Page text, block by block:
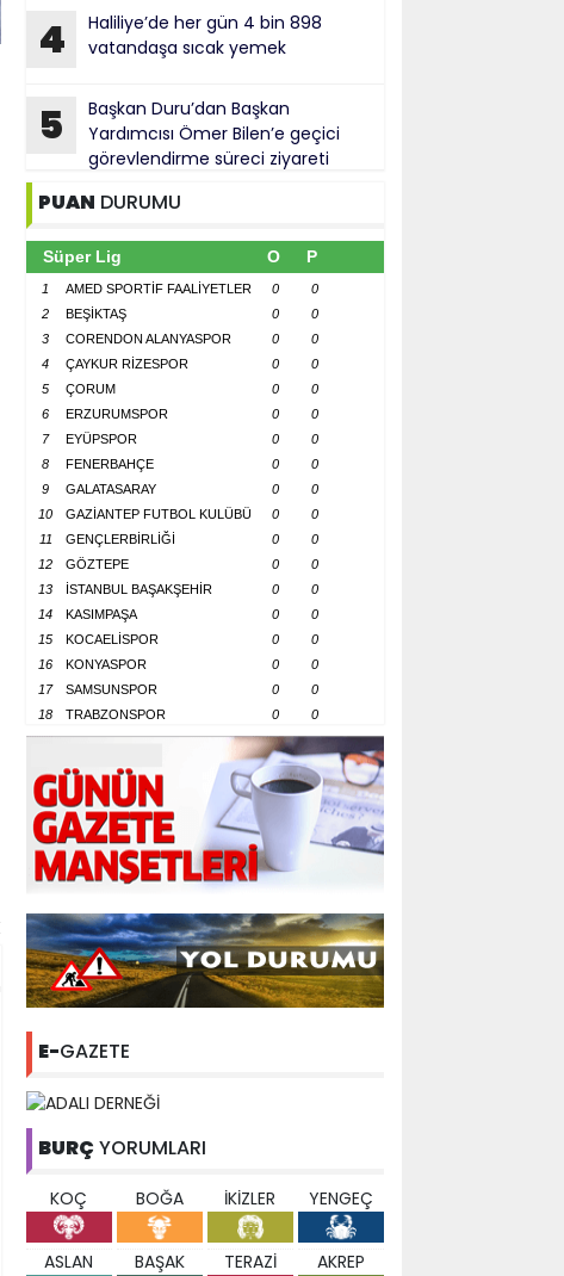
4
Haliliye’de her gün 4 bin 898
vatandaşa sıcak yemek
5
Başkan Duru’dan Başkan
Yardımcısı Ömer Bilen’e geçici
görevlendirme süreci ziyareti
PUAN DURUMU
Süper Lig O P
1 AMED SPORTİF FAALİYETLER 0
0
2
BEŞİKTAŞ 0
0
3
CORENDON ALANYASPOR 0
0
4
ÇAYKUR RİZESPOR 0
0
5
ÇORUM 0
0
6
ERZURUMSPOR 0
0
7
EYÜPSPOR 0
0
8
FENERBAHÇE 0
0
9
GALATASARAY 0
0
10
GAZİANTEP FUTBOL KULÜBÜ 0
0
11
GENÇLERBİRLİĞİ 0
0
12
GÖZTEPE 0
0
13
İSTANBUL BAŞAKŞEHİR 0
0
14
KASIMPAŞA 0
0
15
KOCAELİSPOR 0
0
16
KONYASPOR 0
0
17
SAMSUNSPOR 0
0
18
TRABZONSPOR 0 0
E-GAZETE
BURÇ YORUMLARI
KOÇ BOĞA İKİZLER YENGEÇ
ASLAN BAŞAK TERAZİ AKREP